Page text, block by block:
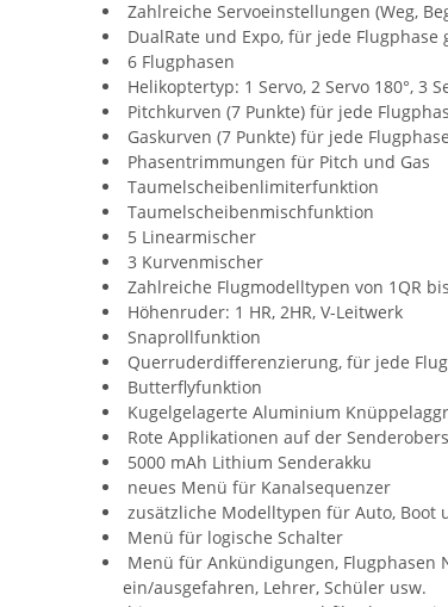
Zahlreiche Servoeinstellungen (Weg,
DualRate und Expo, für jede
6 Flugphasen
Helikoptertyp: 1 Servo, 2 Servo 180°, 3
Pitchkurven (7 Punkte) für jede
Gaskurven (7 Punkte) für jede
Phasentrimmungen für Pitch und Gas
Taumelscheibenlimiterfunktion
Taumelscheibenmischfunktion
5 Linearmischer
3 Kurvenmischer
Zahlreiche Flugmodelltypen von 1QR bis
Höhenruder: 1 HR, 2HR, V-Leitwerk
Snaprollfunktion
Querruderdifferenzierung, für jede
Butterflyfunktion
Kugelgelagerte Aluminium
Rote Applikationen auf der
5000 mAh Lithium Senderakku
neues Menü für Kanalsequenzer
zusätzliche Modelltypen für Auto, Boot
Menü für logische Schalter
Menü für Ankündigungen, Flugphasen
ein/ausgefahren, Lehrer, Schüler usw.